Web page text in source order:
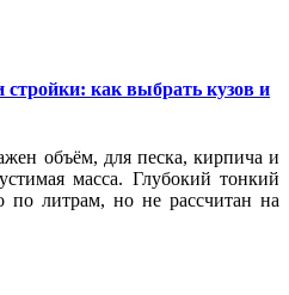
стройки: как выбрать кузов и
объём, для песка, кирпича и
масса. Глубокий тонкий
по литрам, но не рассчитан на